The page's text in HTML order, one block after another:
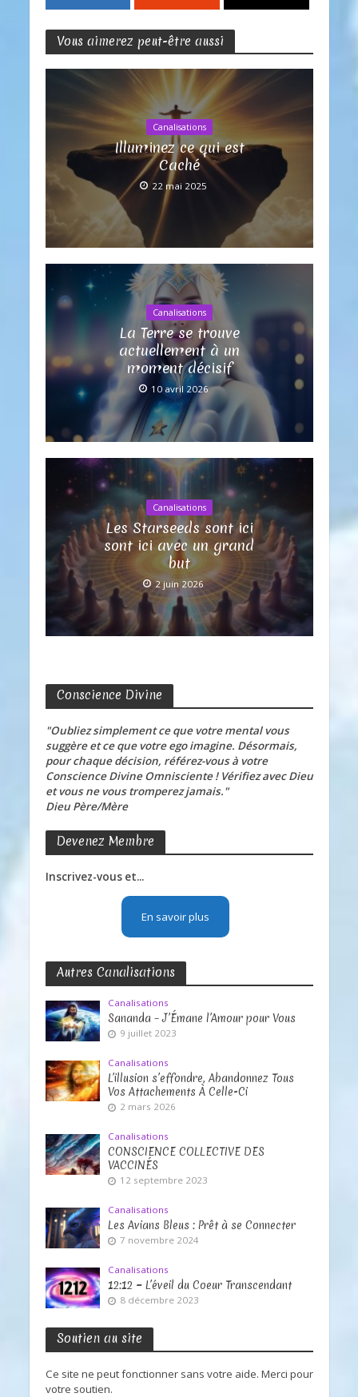
Vous aimerez peut-être aussi
Canalisations
Illuminez ce qui est
Caché
22 mai 2025
Canalisations
La Terre se trouve
actuellement à un
moment décisif
10 avril 2026
Canalisations
Les Starseeds sont ici
sont ici avec un grand
but
2 juin 2026
Conscience Divine
"Oubliez simplement ce que votre mental vous
suggère et ce que votre ego imagine. Désormais,
pour chaque décision, référez-vous à votre
Conscience Divine Omnisciente ! Vérifiez avec Dieu
et vous ne vous tromperez jamais."
Dieu Père/Mère
Devenez Membre
Inscrivez-vous et...
En savoir plus
Autres Canalisations
Canalisations
Sananda – J’Émane l’Amour pour Vous
9 juillet 2023
Canalisations
L’illusion s’effondre, Abandonnez Tous
Vos Attachements À Celle-Ci
2 mars 2026
Canalisations
CONSCIENCE COLLECTIVE DES
VACCINÉS
12 septembre 2023
Canalisations
Les Avians Bleus : Prêt à se Connecter
7 novembre 2024
Canalisations
12:12 ~ L’éveil du Coeur Transcendant
8 décembre 2023
Soutien au site
Ce site ne peut fonctionner sans votre aide. Merci pour
votre soutien.